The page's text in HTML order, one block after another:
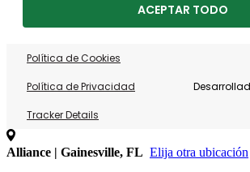
ACEPTAR TODO
Política de Cookies
Política de Privacidad
Tracker Details
Alliance | Gainesville, FL Elija otra ubicación